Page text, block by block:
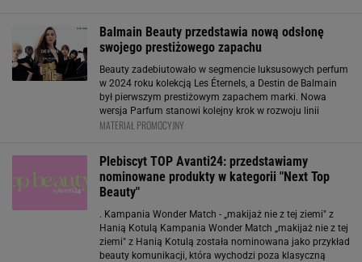
Balmain Beauty przedstawia nową odsłonę
swojego prestiżowego zapachu
Beauty zadebiutowało w segmencie luksusowych perfum
w 2024 roku kolekcją Les Éternels, a Destin de Balmain
był pierwszym prestiżowym zapachem marki. Nowa
wersja Parfum stanowi kolejny krok w rozwoju linii
beauty francuskiego domu mody, który od lat łączy modę
MATERIAŁ PROMOCYJNY
Plebiscyt TOP Avanti24: przedstawiamy
nominowane produkty w kategorii "Next Top
Beauty"
. Kampania Wonder Match - „makijaż nie z tej ziemi" z
Hanią Kotulą Kampania Wonder Match „makijaż nie z tej
ziemi" z Hanią Kotulą została nominowana jako przykład
beauty komunikacji, która wychodzi poza klasyczną